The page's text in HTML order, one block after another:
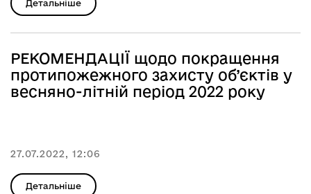
Детальніше
РЕКОМЕНДАЦІЇ щодо покращення
протипожежного захисту об’єктів у
весняно-літній період 2022 року
27.07.2022, 12:06
Детальніше